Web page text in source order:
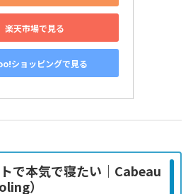
楽天市場で見る
ショッピングで見る
で本気で寝たい｜Cabeau
）